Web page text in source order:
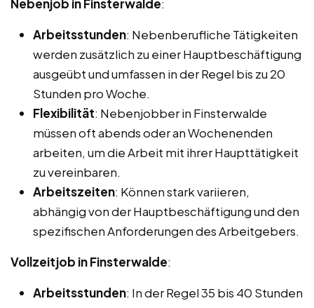
Nebenjob in Finsterwalde:
Arbeitsstunden: Nebenberufliche Tätigkeiten
werden zusätzlich zu einer Hauptbeschäftigung
ausgeübt und umfassen in der Regel bis zu 20
Stunden pro Woche.
Flexibilität: Nebenjobber in Finsterwalde
müssen oft abends oder an Wochenenden
arbeiten, um die Arbeit mit ihrer Haupttätigkeit
zu vereinbaren.
Arbeitszeiten: Können stark variieren,
abhängig von der Hauptbeschäftigung und den
spezifischen Anforderungen des Arbeitgebers.
Vollzeitjob in Finsterwalde:
Arbeitsstunden: In der Regel 35 bis 40 Stunden